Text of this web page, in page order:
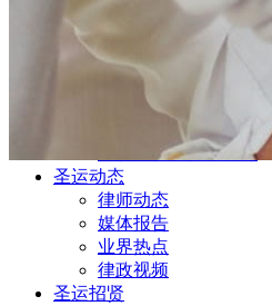
公司商务部
民事纠纷部
涉外法律事务部
金融证券部
海事海商部
刑事诉讼部
知识产权法律业务部
圣运动态
律师动态
媒体报告
业界热点
律政视频
圣运招贤